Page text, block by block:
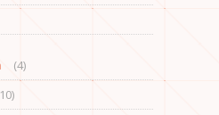
(4)